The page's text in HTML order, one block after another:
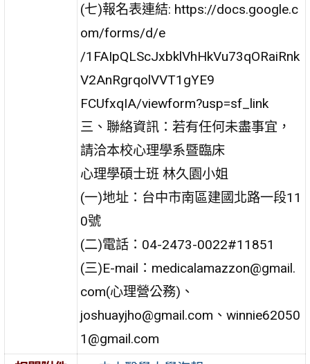
(七)報名表連結: https://docs.google.c
om/forms/d/e
/1FAIpQLScJxbklVhHkVu73qORaiRnk
V2AnRgrqolVVT1gYE9
FCUfxqIA/viewform?usp=sf_link
三、聯絡資訊：若有任何未盡事宜，
請洽本校心理學系暨臨床
心理學碩士班 林久園小姐
(一)地址：台中市南區建國北路一段11
0號
(二)電話：04-2473-0022#11851
(三)E-mail：medicalamazzon@gmail.
com(心理營公務)、
joshuayjho@gmail.com、winnie62050
1@gmail.com